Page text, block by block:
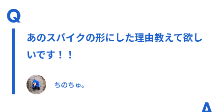
あのスパイクの形にした理由教えて欲し
いです！！
ちのちゅ。